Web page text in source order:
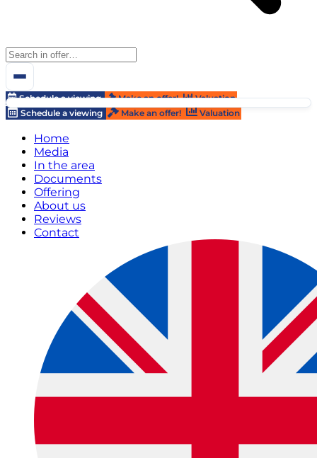
Schedule a viewing Make an offer!
Valuation
Schedule a viewing
Make an offer! Valuation
Home
Media
In the area
Documents
Offering
About us
Reviews
Contact